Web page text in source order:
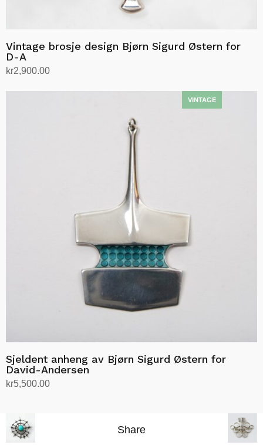
Vintage brosje design Bjørn Sigurd Østern for
D-A
kr2,900.00
Sjeldent anheng av Bjørn Sigurd Østern for
David-Andersen
kr5,500.00
Share